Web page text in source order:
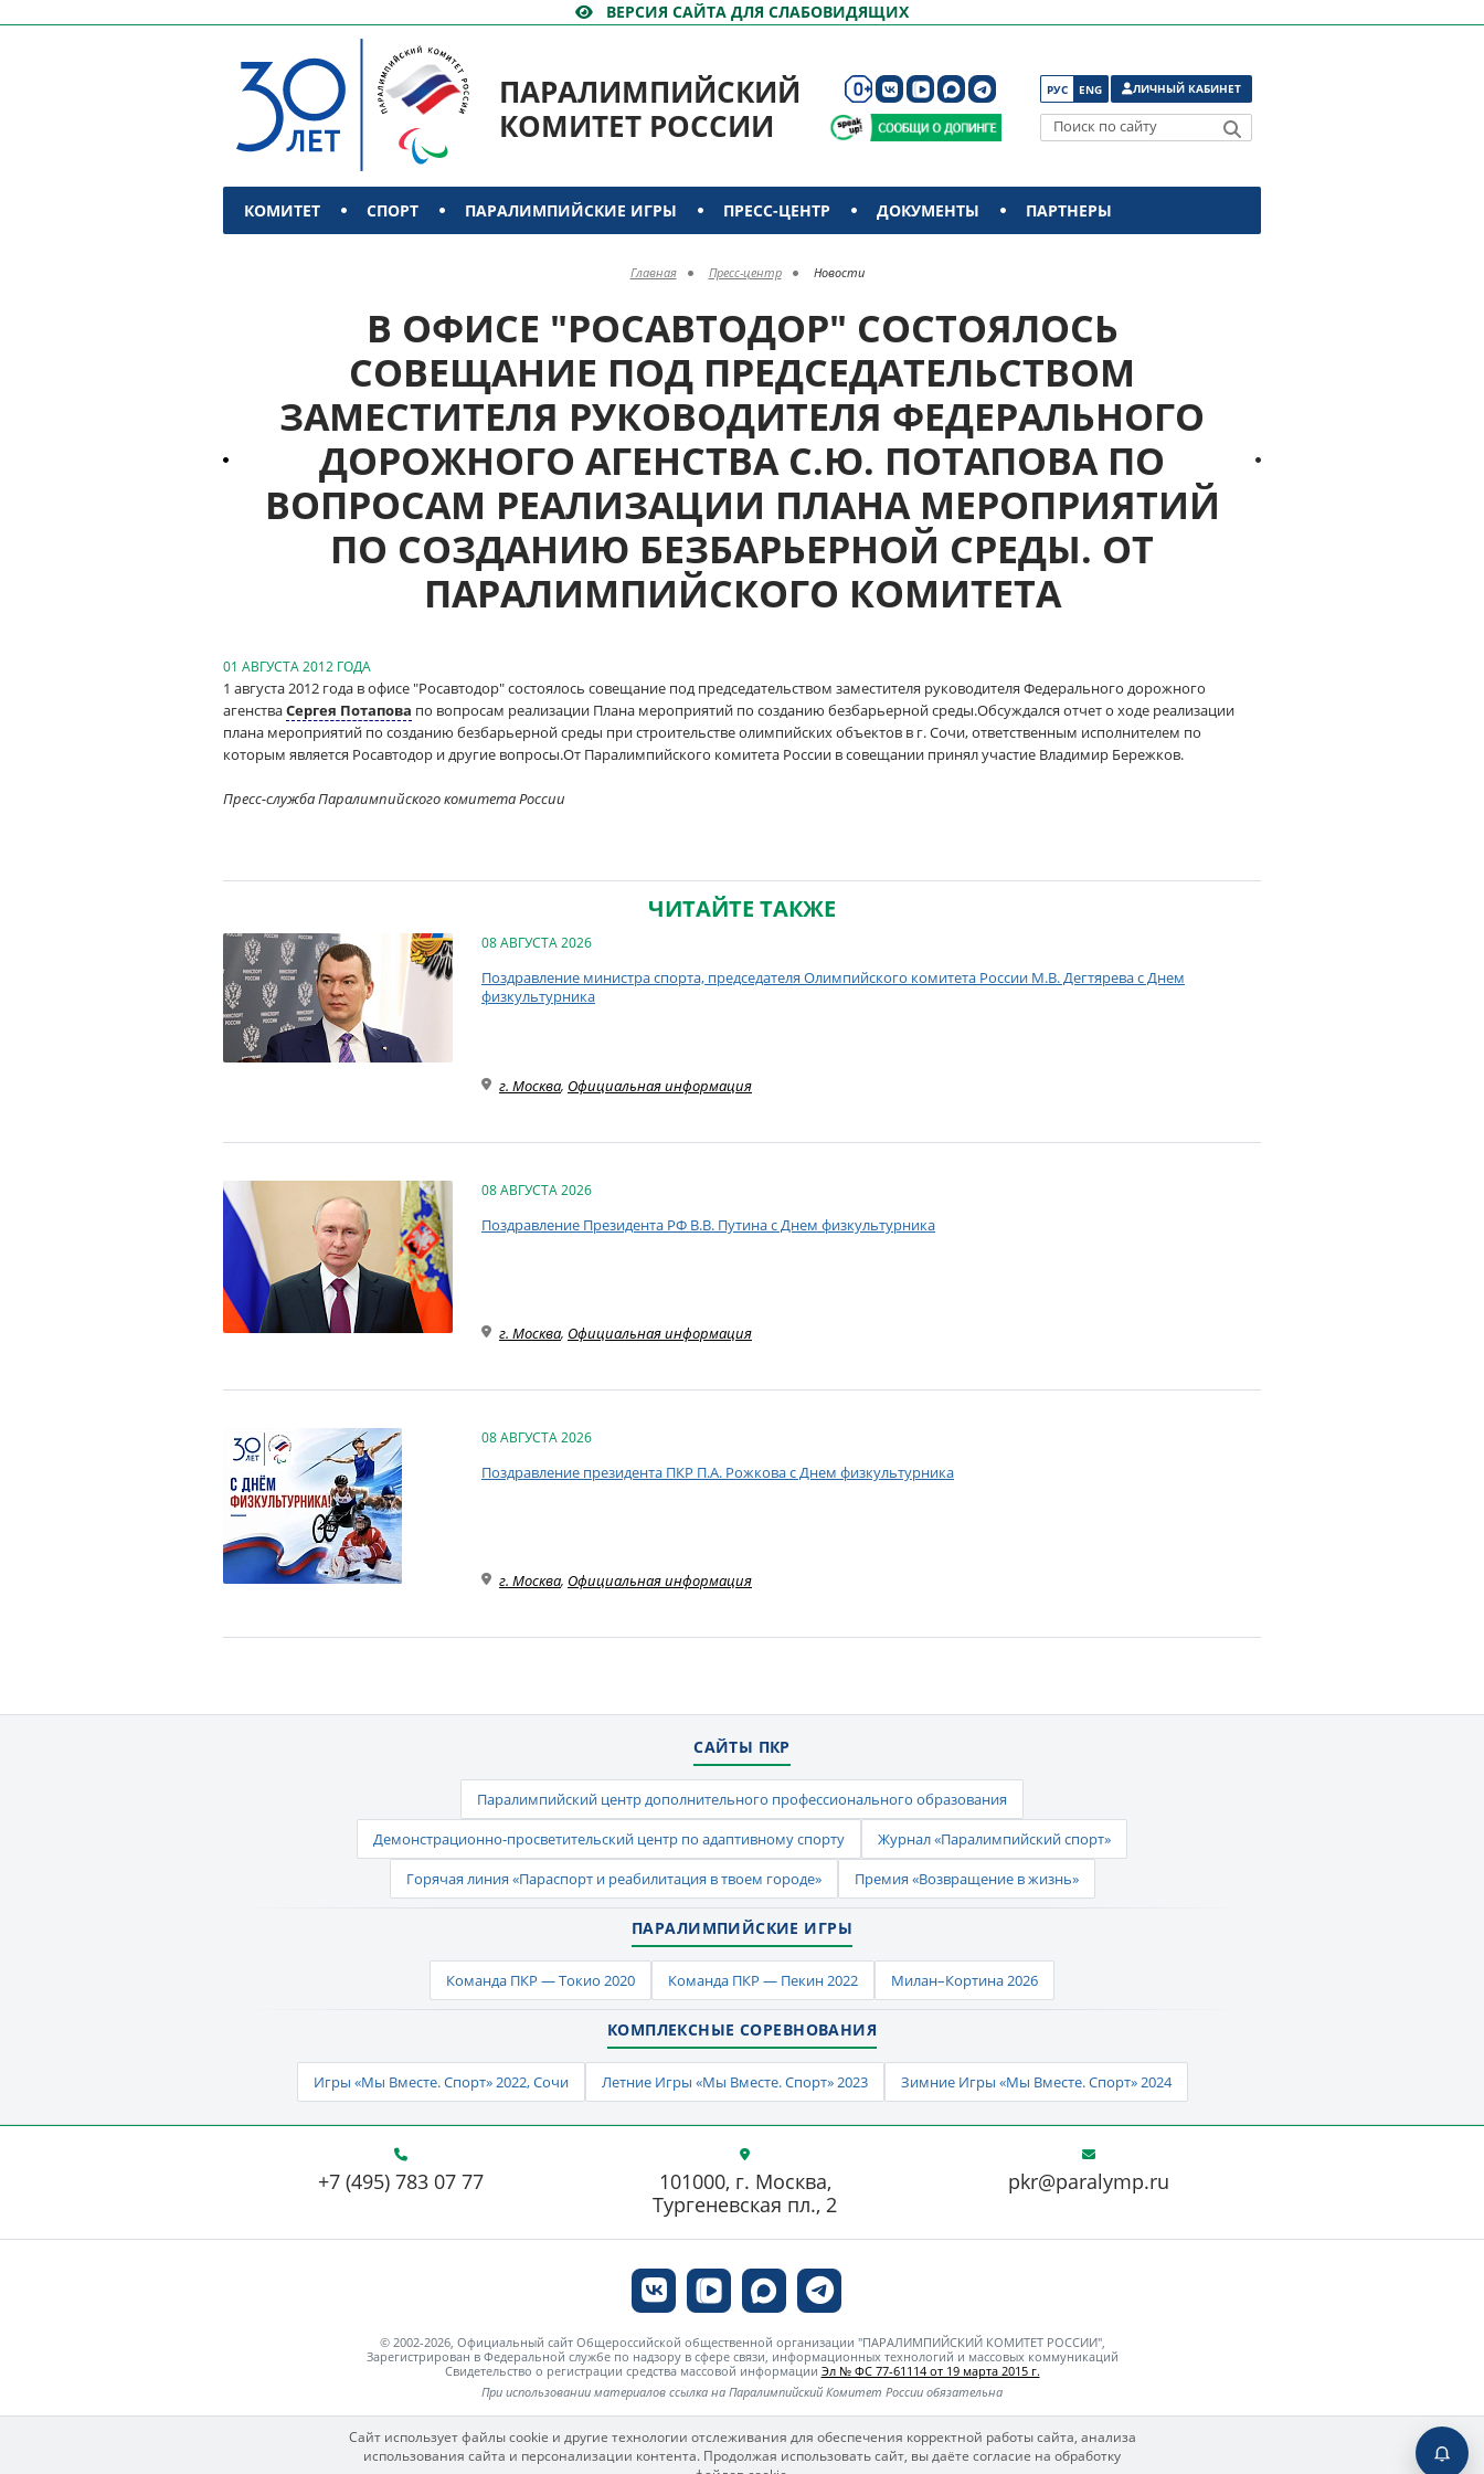
ВЕРСИЯ САЙТА ДЛЯ СЛАБОВИДЯЩИХ
ПАРАЛИМПИЙСКИЙ
КОМИТЕТ РОССИИ
РУС ENG ЛИЧНЫЙ КАБИНЕТ
Поиск по сайту
КОМИТЕТ СПОРТ ПАРАЛИМПИЙСКИЕ ИГРЫ ПРЕСС-ЦЕНТР ДОКУМЕНТЫ ПАРТНЕРЫ
Главная Пресс-центр Новости
В ОФИСЕ "РОСАВТОДОР" СОСТОЯЛОСЬ
СОВЕЩАНИЕ ПОД ПРЕДСЕДАТЕЛЬСТВОМ
ЗАМЕСТИТЕЛЯ РУКОВОДИТЕЛЯ ФЕДЕРАЛЬНОГО
ДОРОЖНОГО АГЕНСТВА С.Ю. ПОТАПОВА ПО
ВОПРОСАМ РЕАЛИЗАЦИИ ПЛАНА МЕРОПРИЯТИЙ
ПО СОЗДАНИЮ БЕЗБАРЬЕРНОЙ СРЕДЫ. ОТ
ПАРАЛИМПИЙСКОГО КОМИТЕТА
01 АВГУСТА 2012 ГОДА
1 августа 2012 года в офисе "Росавтодор" состоялось совещание под председательством заместителя руководителя Федерального дорожного
агенстваСергея Потапова по вопросам реализации Плана мероприятий по созданию безбарьерной среды.Обсуждался отчет о ходе реализации
плана мероприятий по созданию безбарьерной среды при строительстве олимпийских объектов в г. Сочи, ответственным исполнителем по
которым является Росавтодор и другие вопросы.От Паралимпийского комитета России в совещании принял участие Владимир Бережков.
Пресс-служба Паралимпийского комитета России
ЧИТАЙТЕ ТАКЖЕ
08 АВГУСТА 2026
Поздравление министра спорта, председателя Олимпийского комитета России М.В. Дегтярева с Днем
физкультурника
г. Москва, Официальная информация
08 АВГУСТА 2026
Поздравление Президента РФ В.В. Путина с Днем физкультурника
г. Москва, Официальная информация
08 АВГУСТА 2026
Поздравление президента ПКР П.А. Рожкова с Днем физкультурника
г. Москва, Официальная информация
САЙТЫ ПКР
Паралимпийский центр дополнительного профессионального образования
Демонстрационно-просветительский центр по адаптивному спорту
Журнал «Паралимпийский спорт»
Горячая линия «Параспорт и реабилитация в твоем городе»
Премия «Возвращение в жизнь»
ПАРАЛИМПИЙСКИЕ ИГРЫ
Команда ПКР — Токио 2020 Команда ПКР — Пекин 2022 Милан–Кортина 2026
КОМПЛЕКСНЫЕ СОРЕВНОВАНИЯ
Игры «Мы Вместе. Спорт» 2022, Сочи Летние Игры «Мы Вместе. Спорт» 2023 Зимние Игры «Мы Вместе. Спорт» 2024
+7 (495) 783 07 77 pkr@paralymp.ru
101000, г. Москва,
Тургеневская пл., 2
© 2002-2026, Официальный сайт Общероссийской общественной организации "ПАРАЛИМПИЙСКИЙ КОМИТЕТ РОССИИ",
Зарегистрирован в Федеральной службе по надзору в сфере связи, информационных технологий и массовых коммуникаций
Свидетельство о регистрации средства массовой информации Эл № ФС 77-61114 от 19 марта 2015 г.
При использовании материалов ссылка на Паралимпийский Комитет России обязательна
Сайт использует файлы cookie и другие технологии отслеживания для обеспечения корректной работы сайта, анализа
использования сайта и персонализации контента. Продолжая использовать сайт, вы даёте согласие на обработку